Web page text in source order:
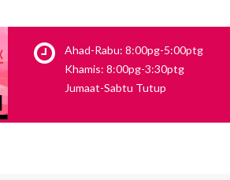
Ahad-Rabu: 8:00pg-5:00ptg
Khamis: 8:00pg-3:30ptg
Jumaat-Sabtu Tutup